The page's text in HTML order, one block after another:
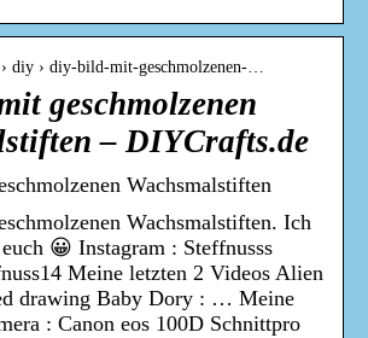
diy › diy-bild-mit-geschmolzenen-…
geschmolzenen
– DIYCrafts.de
Wachsmalstiften
Wachsmalstiften. Ich
😀 Instagram : Steffnusss
Meine letzten 2 Videos Alien
drawing Baby Dory : … Meine
: Canon eos 100D Schnittpro